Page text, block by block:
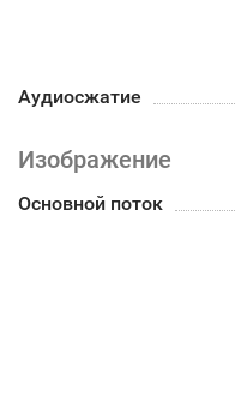
Аудиосжатие
Изображение
Основной поток